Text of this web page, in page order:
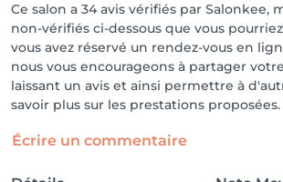
Ce salon a 34 avis vérifiés par Salonkee,
non-vérifiés ci-dessous que vous
vous avez réservé un rendez-vous en
nous vous encourageons à partager
laissant un avis et ainsi permettre à
savoir plus sur les prestations proposées.
Écrire un commentaire